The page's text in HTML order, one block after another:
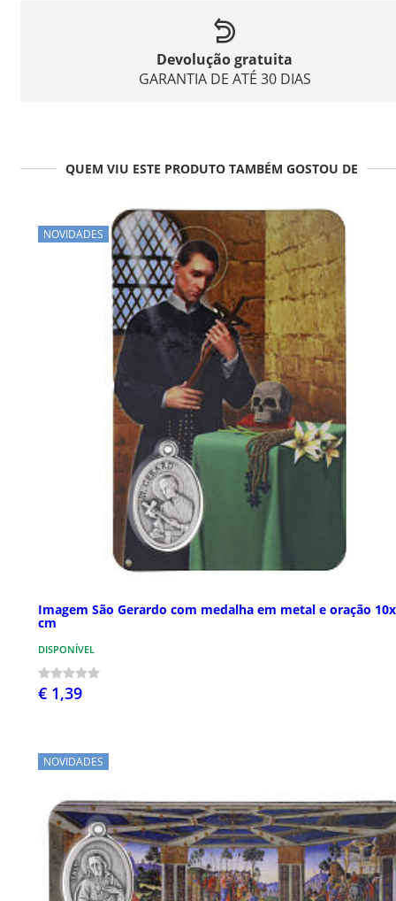
Devolução gratuita
GARANTIA DE ATÉ 30 DIAS
QUEM VIU ESTE PRODUTO TAMBÉM GOSTOU DE
NOVIDADES
Imagem São Gerardo com medalha em metal e oração
cm
DISPONÍVEL
€ 1,39
NOVIDADES